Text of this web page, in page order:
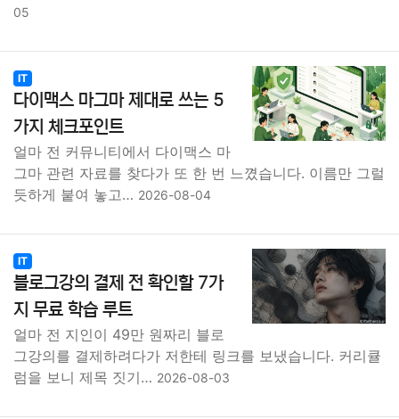
05
IT
다이맥스 마그마 제대로 쓰는 5
가지 체크포인트
얼마 전 커뮤니티에서 다이맥스 마
그마 관련 자료를 찾다가 또 한 번 느꼈습니다. 이름만 그럴
듯하게 붙여 놓고… 2026-08-04
IT
블로그강의 결제 전 확인할 7가
지 무료 학습 루트
얼마 전 지인이 49만 원짜리 블로
그강의를 결제하려다가 저한테 링크를 보냈습니다. 커리큘
럼을 보니 제목 짓기… 2026-08-03